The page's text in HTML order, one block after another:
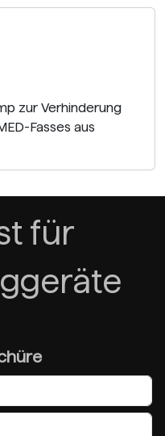
zur Verhinderung
Fasses aus
für